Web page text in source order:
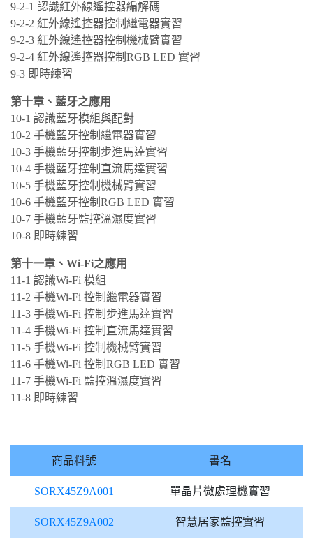
9-2-1 認識紅外線遙控器編解碼
9-2-2 紅外線遙控器控制繼電器實習
9-2-3 紅外線遙控器控制機械臂實習
9-2-4 紅外線遙控器控制RGB LED 實習
9-3 即時練習
第十章、藍牙之應用
10-1 認識藍牙模組與配對
10-2 手機藍牙控制繼電器實習
10-3 手機藍牙控制步進馬達實習
10-4 手機藍牙控制直流馬達實習
10-5 手機藍牙控制機械臂實習
10-6 手機藍牙控制RGB LED 實習
10-7 手機藍牙監控溫濕度實習
10-8 即時練習
第十一章、Wi-Fi之應用
11-1 認識Wi-Fi 模組
11-2 手機Wi-Fi 控制繼電器實習
11-3 手機Wi-Fi 控制步進馬達實習
11-4 手機Wi-Fi 控制直流馬達實習
11-5 手機Wi-Fi 控制機械臂實習
11-6 手機Wi-Fi 控制RGB LED 實習
11-7 手機Wi-Fi 監控溫濕度實習
11-8 即時練習
商品料號 書名
SORX45Z9A001 單晶片微處理機實習
SORX45Z9A002 智慧居家監控實習